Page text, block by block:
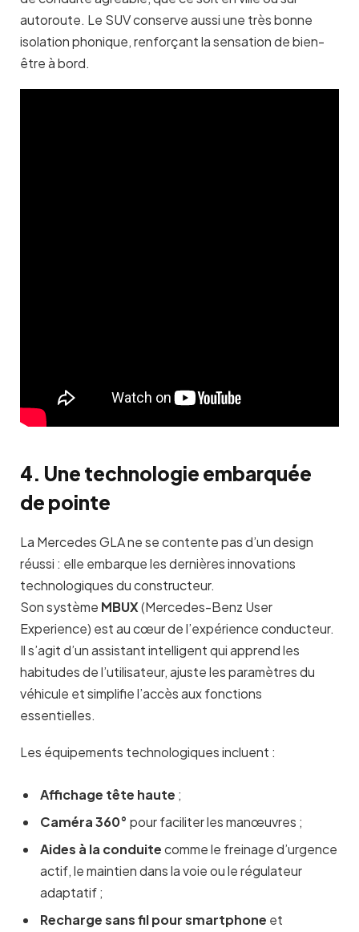
autoroute. Le SUV conserve aussi une très bonne
isolation phonique, renforçant la sensation de bien-
être à bord.
4. Une technologie embarquée
de pointe
La Mercedes GLA ne se contente pas d’un design
réussi : elle embarque les dernières innovations
technologiques du constructeur.
Son système MBUX(Mercedes-Benz User
Experience) est au cœur de l’expérience conducteur.
Il s’agit d’un assistant intelligent qui apprend les
habitudes de l’utilisateur, ajuste les paramètres du
véhicule et simplifie l’accès aux fonctions
essentielles.
Les équipements technologiques incluent :
Affichage tête haute ;
Caméra 360° pour faciliter les manœuvres ;
Aides à la conduitecomme le freinage d’urgence
actif, le maintien dans la voie ou le régulateur
adaptatif ;
Recharge sans fil pour smartphone et